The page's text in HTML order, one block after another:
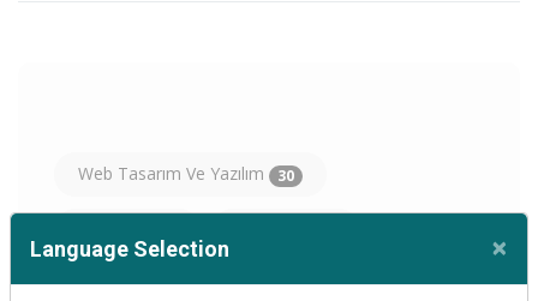
Web Tasarım Ve Yazılım 30
Optimizasyon 8 Seo 10
Language Selection ×